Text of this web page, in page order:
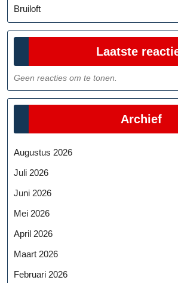
Bruiloft
Laatste
Geen reacties om te tonen.
Archief
Augustus 2026
Juli 2026
Juni 2026
Mei 2026
April 2026
Maart 2026
Februari 2026